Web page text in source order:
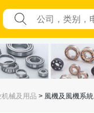
机械及用品 > 風機及風機系統